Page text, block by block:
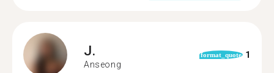
J.
Anseong
format_quote 1